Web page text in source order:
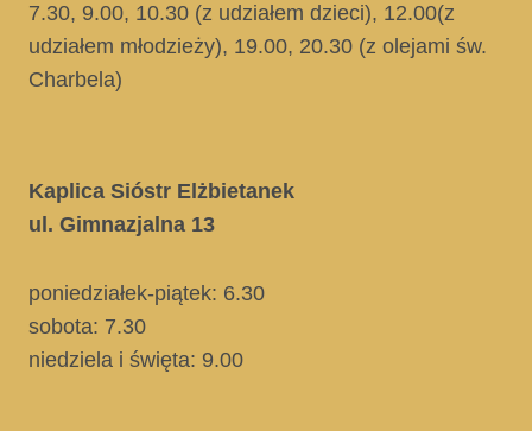
7.30, 9.00, 10.30 (z udziałem dzieci), 12.00(z
udziałem młodzieży), 19.00, 20.30 (z olejami św.
Charbela)
Kaplica Sióstr Elżbietanek
ul. Gimnazjalna 13
poniedziałek-piątek: 6.30
sobota: 7.30
niedziela i święta: 9.00